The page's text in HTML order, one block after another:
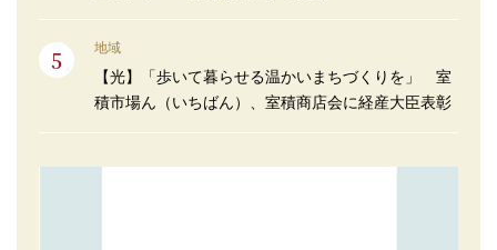
地域
【光】「歩いて暮らせる温かいまちづくりを」 室
積市場ん（いちばん）、室積商店会に経産大臣表彰